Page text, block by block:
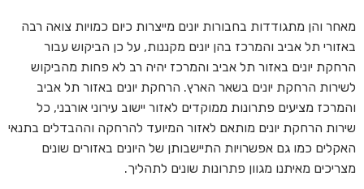
מאחר והן מתגודדות בחבורות יונים מייצרות כיום כמויות צואה רבה
באזורי תל אביב והמרכז בהן יונים מקננות, על כן הביקוש עבור
הרחקת יונים באזור תל אביב והמרכז יהיה רב לא פחות מהביקוש
לשירות הרחקת יונים בשאר הארץ. הרחקת יונים באזור תל אביב
והמרכז מציעים פתרונות ממוקדים לאזור יישוב עירוני אורבני, כל
שירות הרחקת יונים מותאם לאזור המיועד להרחקה וההבדלים בתנאי
האקלים כמו גם אפשרויות התיישבותן של היונים באזורים שונים
מצריכים מאיתנו מגוון פתרונות שונים לתהליך.